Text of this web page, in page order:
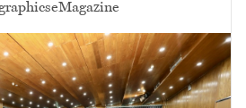
eMagazine